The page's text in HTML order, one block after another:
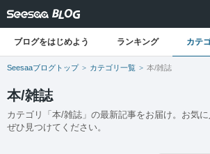
ブログをはじめよう ランキング カテ
Seesaaブログトップ カテゴリ一覧 本/雑誌
本/雑誌
カテゴリ「本/雑誌」の最新記事をお届け。お気
ぜひ見つけてください。